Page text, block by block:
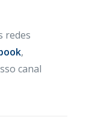
redes
,
canal